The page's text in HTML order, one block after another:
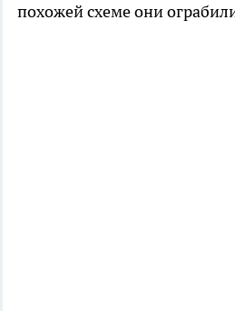
похожей схеме они